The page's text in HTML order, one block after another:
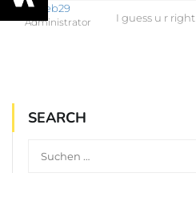
web29
Administrator I guess u r right
SEARCH